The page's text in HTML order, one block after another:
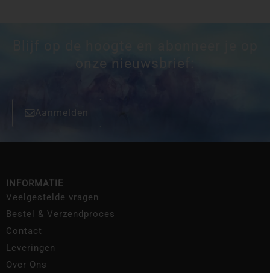
onze nieuwsbrief:
Aanmelden
INFORMATIE
Veelgestelde vragen
Bestel & Verzendproces
Contact
Leveringen
Over Ons